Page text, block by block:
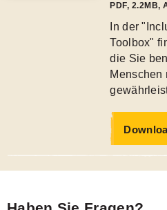
PDF, 2.2MB,
In der
Toolbox"
die Sie
Menschen